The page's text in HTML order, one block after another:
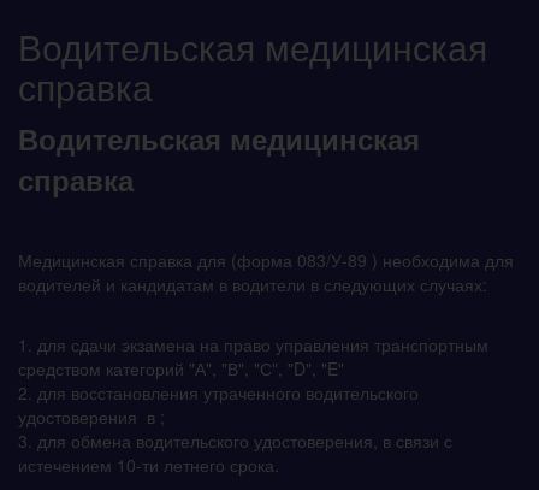
Водительская медицинская
справка
Водительская медицинская
справка
Медицинская справка для (форма 083/У-89 ) необходима для
водителей и кандидатам в водители в следующих случаях:
1. для сдачи экзамена на право управления транспортным
средством категорий "А", "В", "С", "D", "E"
2. для восстановления утраченного водительского
удостоверения в ;
3. для обмена водительского удостоверения, в связи с
истечением 10-ти летнего срока.